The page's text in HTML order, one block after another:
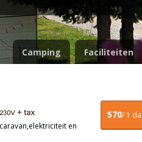
Camping Faciliteiten
570/ 1
en